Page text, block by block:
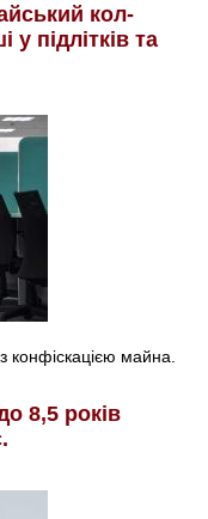
кол-
підлітків та
конфіскацією майна.
8,5 років